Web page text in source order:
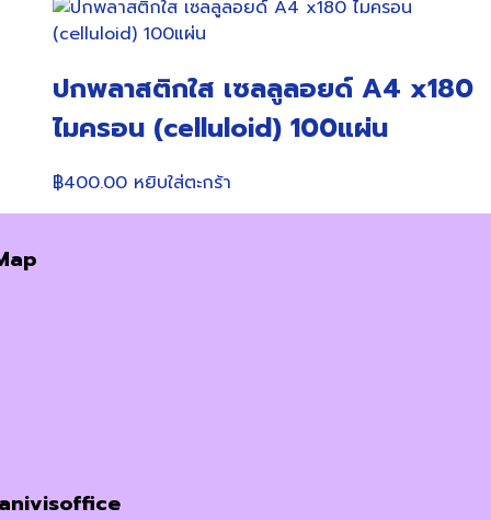
ปกพลาสติกใส เซลลูลอยด์ A4 x180
ไมครอน (celluloid) 100แผ่น
฿400.00 หยิบใส่ตะกร้า